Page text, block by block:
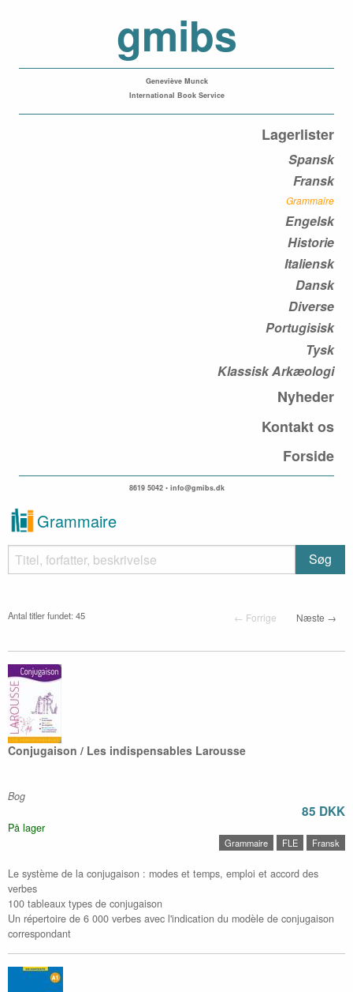
gmibs
Geneviève Munck
International Book Service
Lagerlister
Spansk
Fransk
Grammaire
Engelsk
Historie
Italiensk
Dansk
Diverse
Portugisisk
Tysk
Klassisk Arkæologi
Nyheder
Kontakt os
Forside
8619 5042 • info@gmibs.dk
Grammaire
Antal titler fundet: 45 ← Forrige Næste →
Conjugaison / Les indispensables Larousse
Bog
85 DKK
På lager
Grammaire FLE Fransk
Le système de la conjugaison : modes et temps, emploi et accord des
verbes
100 tableaux types de conjugaison
Un répertoire de 6 000 verbes avec l'indication du modèle de conjugaison
correspondant